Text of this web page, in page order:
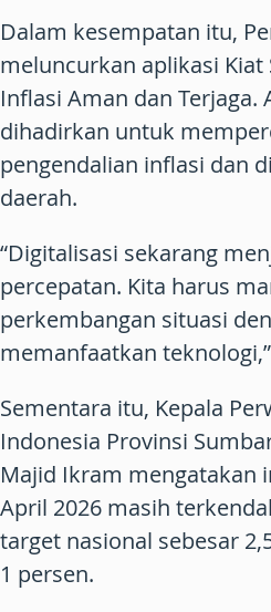
Dalam kesempatan itu,
meluncurkan aplikasi Kiat
Inflasi Aman dan Terjaga.
dihadirkan untuk
pengendalian inflasi dan
daerah.
“Digitalisasi sekarang
percepatan. Kita harus
perkembangan situasi
memanfaatkan
Sementara itu, Kepala
Indonesia Provinsi
Majid Ikram mengatakan
April 2026 masih
target nasional sebesar
1 persen.